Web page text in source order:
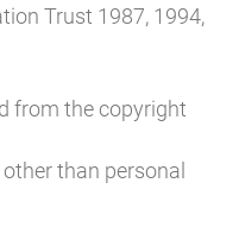
Trust 1987, 1994,
from the copyright
than personal